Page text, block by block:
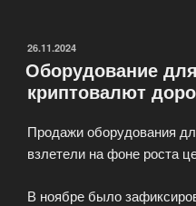
—
Crypto
News»
ОПУБЛИКОВАНО
26.11.2024
Оборудование
криптовалют
Продажи оборудования
взлетели на фоне роста
В ноябре было